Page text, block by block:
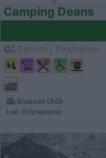
Camping Deans
Brusson (AO)
Loc. Extrepieraz